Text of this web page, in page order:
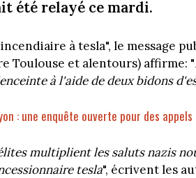
été relayé ce mardi.
à tesla", le message
Toulouse et alentours) affirme: "
à l'aide de deux bidons
: une enquête ouverte pour des
multiplient les saluts nazis
tesla", écrivent les